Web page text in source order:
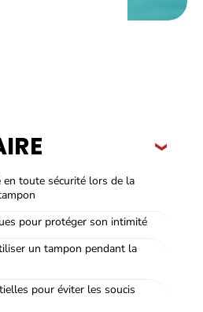
en toute sécurité lors de la
pour protéger son intimité
un tampon pendant la
pour éviter les soucis